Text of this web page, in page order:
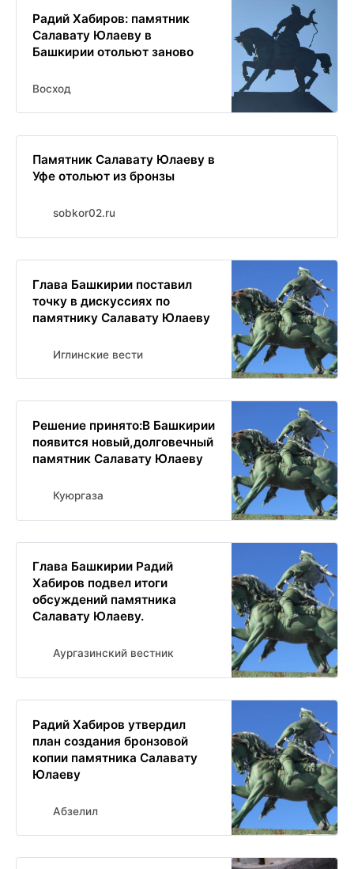
Радий Хабиров: памятник
Салавату Юлаеву в
Башкирии отольют заново
Восход
Памятник Салавату Юлаеву в
Уфе отольют из бронзы
sobkor02.ru
Глава Башкирии поставил
точку в дискуссиях по
памятнику Салавату Юлаеву
Иглинские вести
Решение принято:В Башкирии
появится новый,долговечный
памятник Салавату Юлаеву
Куюргаза
Глава Башкирии Радий
Хабиров подвел итоги
обсуждений памятника
Салавату Юлаеву.
Аургазинский вестник
Радий Хабиров утвердил
план создания бронзовой
копии памятника Салавату
Юлаеву
Абзелил